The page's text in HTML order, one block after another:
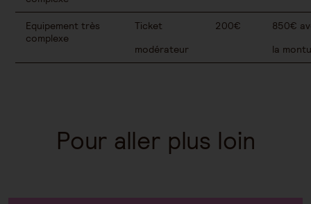
Equipement très
complexe
Ticket
modérateur
200€
850€
la
Pour aller plus loin